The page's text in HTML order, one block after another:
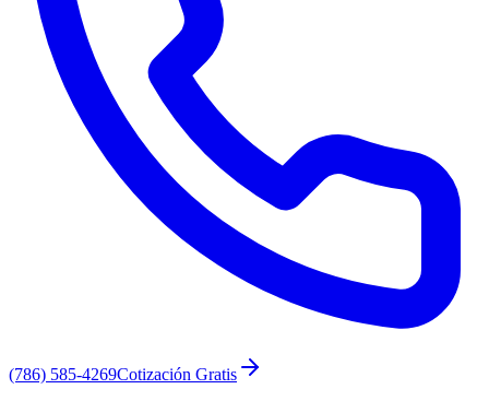
(786) 585-4269Cotización Gratis